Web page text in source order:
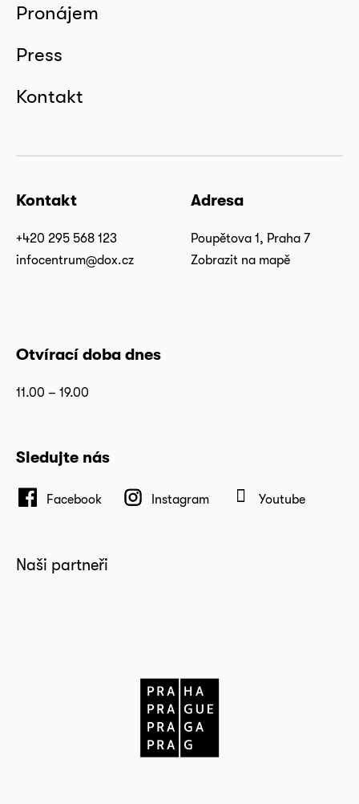
Pronájem
Press
Kontakt
Kontakt
+420 295 568 123
infocentrum@dox.cz
Adresa
Poupětova 1, Praha 7
Zobrazit na mapě
Otvírací doba dnes
11.00 – 19.00
Sledujte nás
Facebook Instagram Youtube
Naši partneři